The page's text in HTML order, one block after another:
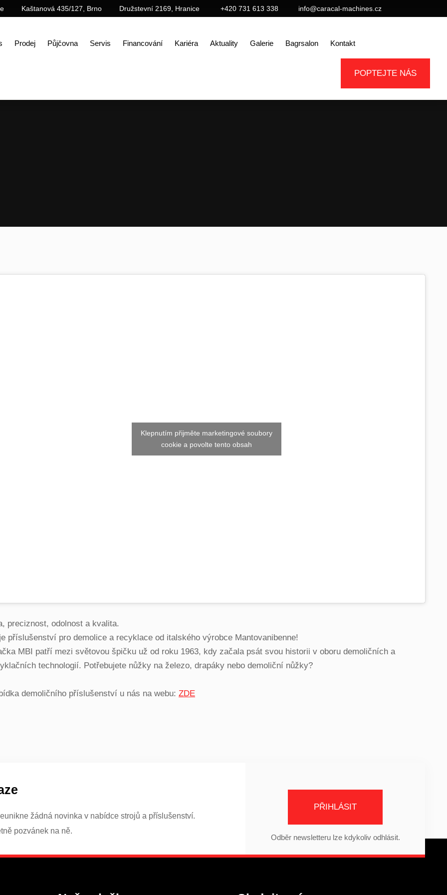
+420 731 613 338 info@caracal-machines.cz
Kaštanová 435/127, Brno Družstevní 2169, Hranice
Prodej Půjčovna Servis Financování Kariéra Aktuality Galerie Bagrsalon Kontakt
POPTEJTE NÁS
Klepnutím přijměte marketingové soubory
cookie a povolte tento obsah
preciznost, odolnost a kvalita.
příslušenství pro demolice a recyklace od italského výrobce Mantovanibenne!
MBI patří mezi světovou špičku už od roku 1963, kdy začala psát svou historii v oboru demoličních a
technologií. Potřebujete nůžky na železo, drapáky nebo demoliční nůžky?
demoličního příslušenství u nás na webu: ZDE
žádná novinka v nabídce strojů a příslušenství.
pozvánek na ně.
PŘIHLÁSIT
Odběr newsletteru lze kdykoliv odhlásit.